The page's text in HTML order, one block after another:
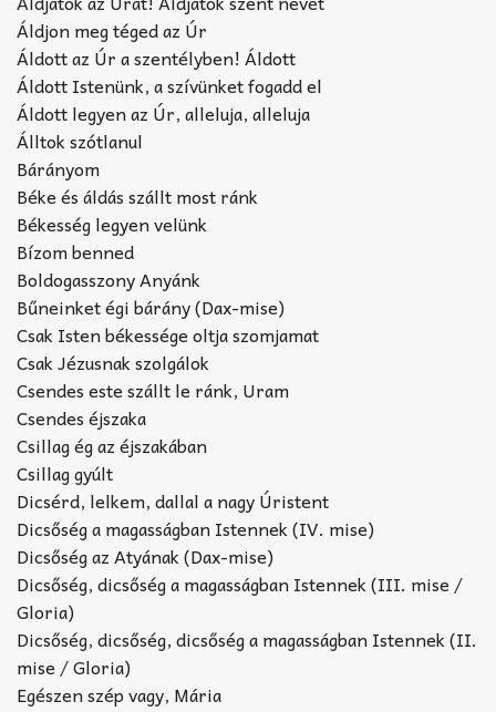
Áldjon meg téged az Úr
Áldott az Úr a szentélyben! Áldott
Áldott Istenünk, a szívünket fogadd el
Áldott legyen az Úr, alleluja, alleluja
Álltok szótlanul
Bárányom
Béke és áldás szállt most ránk
Békesség legyen velünk
Bízom benned
Boldogasszony Anyánk
Bűneinket égi bárány (Dax-mise)
Csak Isten békessége oltja szomjamat
Csak Jézusnak szolgálok
Csendes este szállt le ránk, Uram
Csendes éjszaka
Csillag ég az éjszakában
Csillag gyúlt
Dicsérd, lelkem, dallal a nagy Úristent
Dicsőség a magasságban Istennek (IV. mise)
Dicsőség az Atyának (Dax-mise)
Dicsőség, dicsőség a magasságban Istennek (III. mise /
Gloria)
Dicsőség, dicsőség, dicsőség a magasságban Istennek (II.
mise / Gloria)
Egészen szép vagy, Mária